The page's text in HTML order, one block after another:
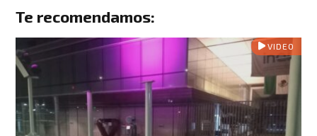
Te recomendamos:
VIDEO